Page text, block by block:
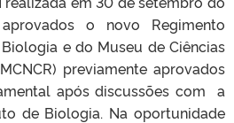
o novo Regimento
e do Museu de Ciências
previamente aprovados
após discussões com a
de Biologia. Na oportunidade